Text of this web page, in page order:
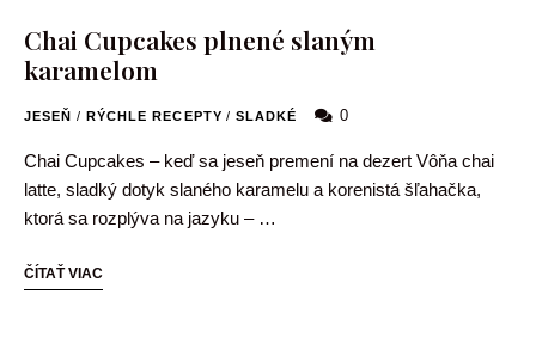
Chai Cupcakes plnené slaným
karamelom
JESEŇ / RÝCHLE RECEPTY / SLADKÉ 0
Chai Cupcakes – keď sa jeseň premení na dezert Vôňa chai
latte, sladký dotyk slaného karamelu a korenistá šľahačka,
ktorá sa rozplýva na jazyku – …
ČÍTAŤ VIAC